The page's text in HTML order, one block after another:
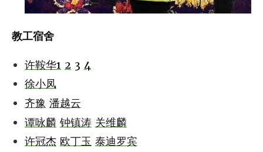
教工宿舍
许鞍华1 2 3 4
徐小凤
齐豫 潘越云
谭咏麟 钟镇涛 关维麟
许冠杰 欧丁玉 泰迪罗宾